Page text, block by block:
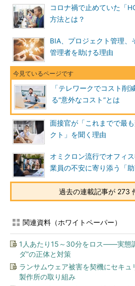
コロナ禍で止めていた「
方法とは？
BIA、プロジェクト管理
管理者を助ける理由
「テレワークでコスト
る“意外なコスト”とは
面接官が「これまでで最
クト」を聞く理由
オミクロン流行でオフィ
業員の不安に寄り添う「
過去の連載記事が 273
関連資料（ホワイトペーパー）
1人あたり15～30分をロス――実態
ダ”の正体と対策
ランサムウェア被害を契機にセキ
製作所の取り組み